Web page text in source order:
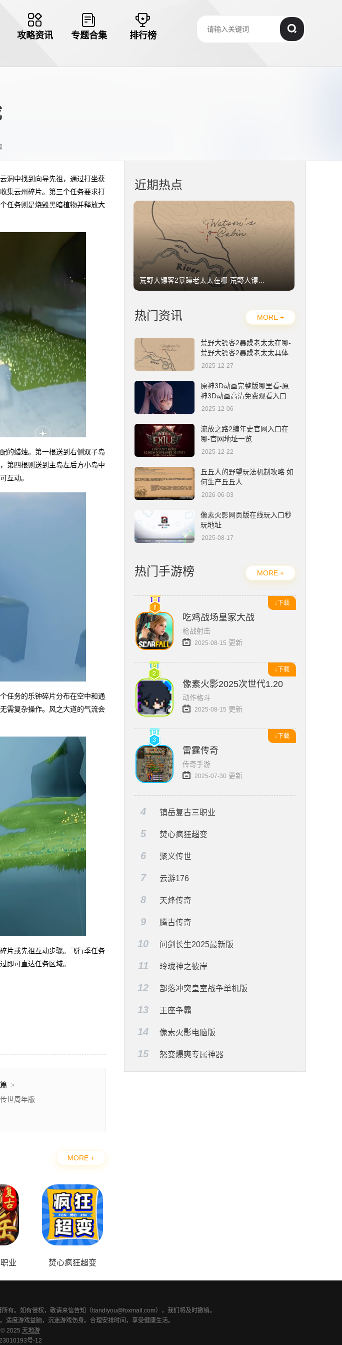
攻略资讯 专题合集 排行榜
洞中找到向导先祖，通过打坐获
集云州碎片。第三个任务要求打
任务则是烧毁黑暗植物并释放大
的蜡烛。第一根送到右侧双子岛
第四根则送到主岛左后方小岛中
互动。
任务的乐钟碎片分布在空中和通
需复杂操作。风之大道的气流会
片或先祖互动步骤。飞行季任务
即可直达任务区域。
>
世周年版
MORE +
业 焚心疯狂超变
近期热点
热门资讯 MORE +
荒野大镖客2暴躁老太太在哪-
荒野大镖客2暴躁老太太具体位
置详解
2025-12-27
原神3D动画完整版哪里看-原
神3D动画高清免费观看入口
2025-12-06
流放之路2编年史官网入口在
哪-官网地址一览
2025-12-22
丘丘人的野望玩法机制攻略 如
何生产丘丘人
2026-06-03
像素火影网页版在线玩入口秒
玩地址
2025-08-17
热门手游榜 MORE +
↓下载
吃鸡战场皇家大战
枪战射击
2025-08-15 更新
↓下载
像素火影2025次世代1.20版本
动作格斗
2025-08-15 更新
↓下载
雷霆传奇
传奇手游
2025-07-30 更新
4 镇岳复古三职业
5 焚心疯狂超变
6 聚义传世
7 云游176
8 天烽传奇
9 腾古传奇
10 问剑长生2025最新版
11 玲珑神之彼岸
12 部落冲突皇室战争单机版
13 王座争霸
14 像素火影电脑版
15 怒变爆爽专属神器
有。如有侵权，敬请来信告知（tiandiyou@foxmail.com），我们将及时撤销。
度游戏益脑，沉迷游戏伤身。合理安排时间，享受健康生活。
2025 天地游
号-12